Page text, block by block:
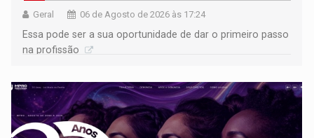
Geral 06 de Agosto de 2026 às 17:24
Essa pode ser a sua oportunidade de dar o primeiro passo
na profissão